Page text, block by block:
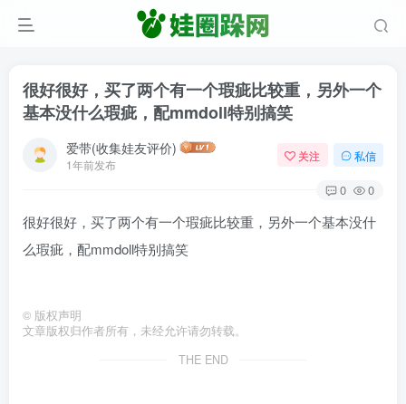
很好很好，买了两个有一个瑕疵比较重，另外一个
基本没什么瑕疵，配mmdoll特别搞笑
爱带(收集娃友评价)
1年前发布
关注 私信
0 0
很好很好，买了两个有一个瑕疵比较重，另外一个基本没什
么瑕疵，配mmdoll特别搞笑
© 版权声明
文章版权归作者所有，未经允许请勿转载。
THE END